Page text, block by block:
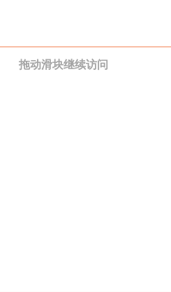
拖动滑块继续访问